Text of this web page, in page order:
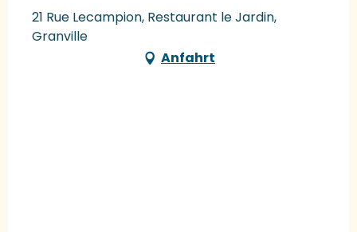
21 Rue Lecampion, Restaurant le Jardin,
Granville
Anfahrt